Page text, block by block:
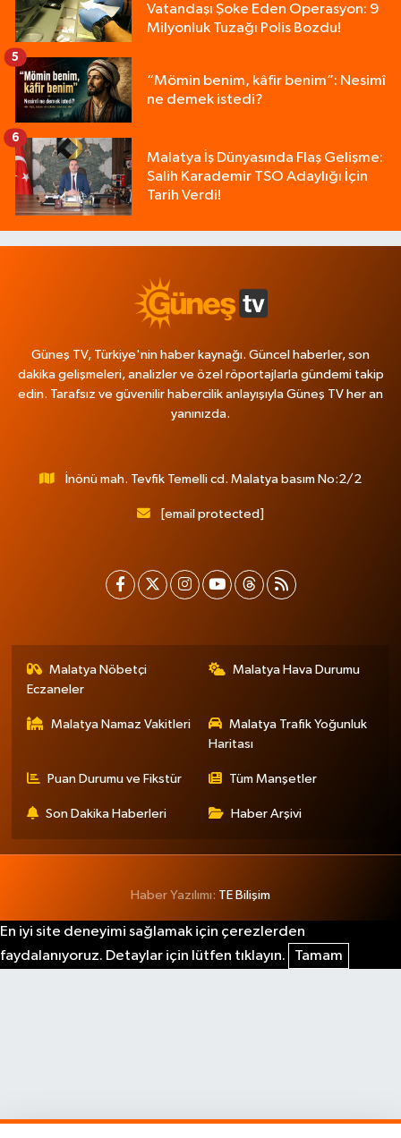
Vatandaşı Şoke Eden Operasyon: 9
Milyonluk Tuzağı Polis Bozdu!
“Mömin benim, kâfir benim”: Nesimî
ne demek istedi?
5
Malatya İş Dünyasında Flaş Gelişme:
Salih Karademir TSO Adaylığı İçin
Tarih Verdi!
6
Güneş TV, Türkiye'nin haber kaynağı. Güncel haberler, son
dakika gelişmeleri, analizler ve özel röportajlarla gündemi takip
edin. Tarafsız ve güvenilir habercilik anlayışıyla Güneş TV her an
yanınızda.
İnönü mah. Tevfik Temelli cd. Malatya basım No:2/2
[email protected]
Malatya Nöbetçi
Eczaneler
Malatya Hava Durumu
Malatya Namaz Vakitleri
Malatya Trafik Yoğunluk
Haritası
Puan Durumu ve Fikstür Tüm Manşetler
Son Dakika Haberleri Haber Arşivi
Haber Yazılımı: TE Bilişim
En iyi site deneyimi sağlamak için çerezlerden
faydalanıyoruz. Detaylar için lütfen tıklayın.
Tamam